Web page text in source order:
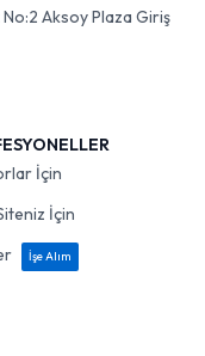
Aksoy Plaza Giriş
İçin
İçin
İşe Alım